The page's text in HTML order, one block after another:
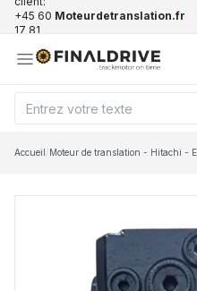
+45 60
17 81
Moteurdetranslation.fr
Accueil/Moteur de translation - Hitachi -